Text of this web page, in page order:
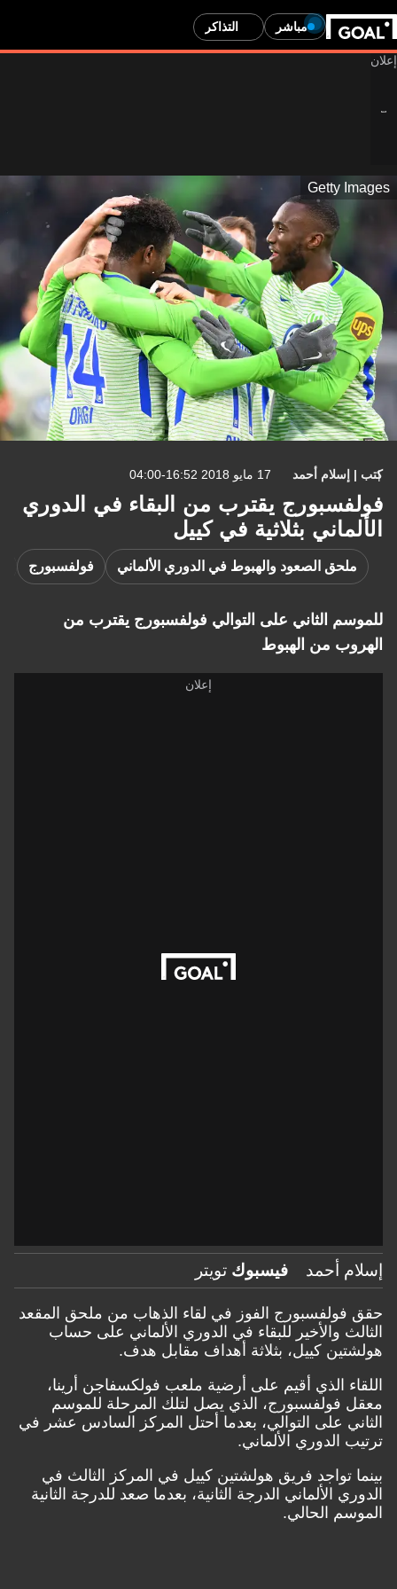
مباشر التذاكر
Getty Images
كتب | إسلام أحمد 17 مايو 2018 16:52-04:00
فولفسبورج يقترب من البقاء في الدوري
الألماني بثلاثية في كييل
ملحق الصعود والهبوط في الدوري الألماني فولفسبورج
للموسم الثاني على التوالي فولفسبورج يقترب من
الهروب من الهبوط
إسلام أحمد فيسبوك تويتر
حقق فولفسبورج الفوز في لقاء الذهاب من ملحق المقعد
الثالث والأخير للبقاء في الدوري الألماني على حساب
هولشتين كييل، بثلاثة أهداف مقابل هدف.
اللقاء الذي أقيم على أرضية ملعب فولكسفاجن أرينا،
معقل فولفسبورج، الذي يصل لتلك المرحلة للموسم
الثاني على التوالي، بعدما أحتل المركز السادس عشر في
ترتيب الدوري الألماني.
بينما تواجد فريق هولشتين كييل في المركز الثالث في
الدوري الألماني الدرجة الثانية، بعدما صعد للدرجة الثانية
الموسم الحالي.